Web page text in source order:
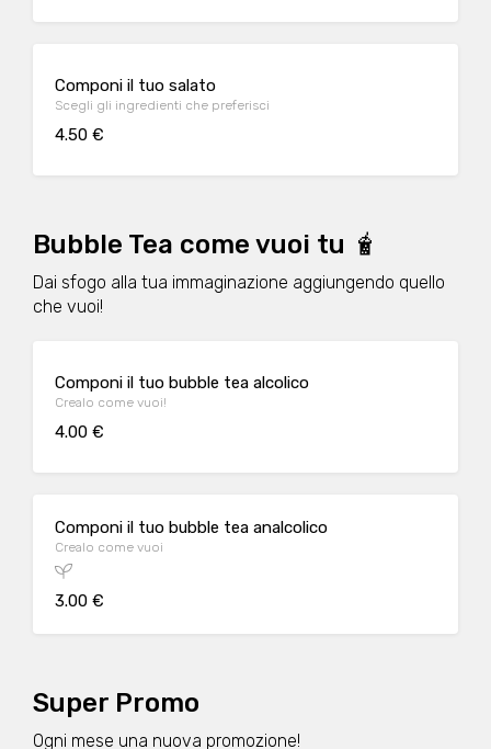
Componi il tuo salato
Scegli gli ingredienti che preferisci
4.50 €
Bubble Tea come vuoi tu 🧋
Dai sfogo alla tua immaginazione aggiungendo quello
che vuoi!
Componi il tuo bubble tea alcolico
Crealo come vuoi!
4.00 €
Componi il tuo bubble tea analcolico
Crealo come vuoi
3.00 €
Super Promo
Ogni mese una nuova promozione!